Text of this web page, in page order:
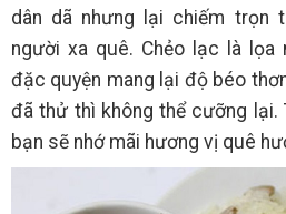
dân dã nhưng lại chiếm trọn
người xa quê. Chẻo lạc là lọa
đặc quyện mang lại độ béo
đã thử thì không thể cưỡng lại.
bạn sẽ nhớ mãi hương vị quê